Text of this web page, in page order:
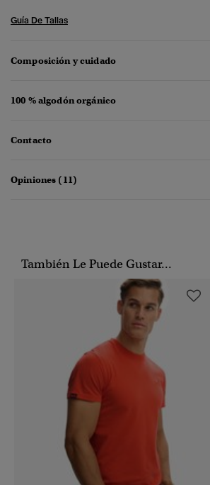
Guía De Tallas
Composición y cuidado
100 % algodón orgánico
Contacto
Opiniones (11)
También Le Puede Gustar...